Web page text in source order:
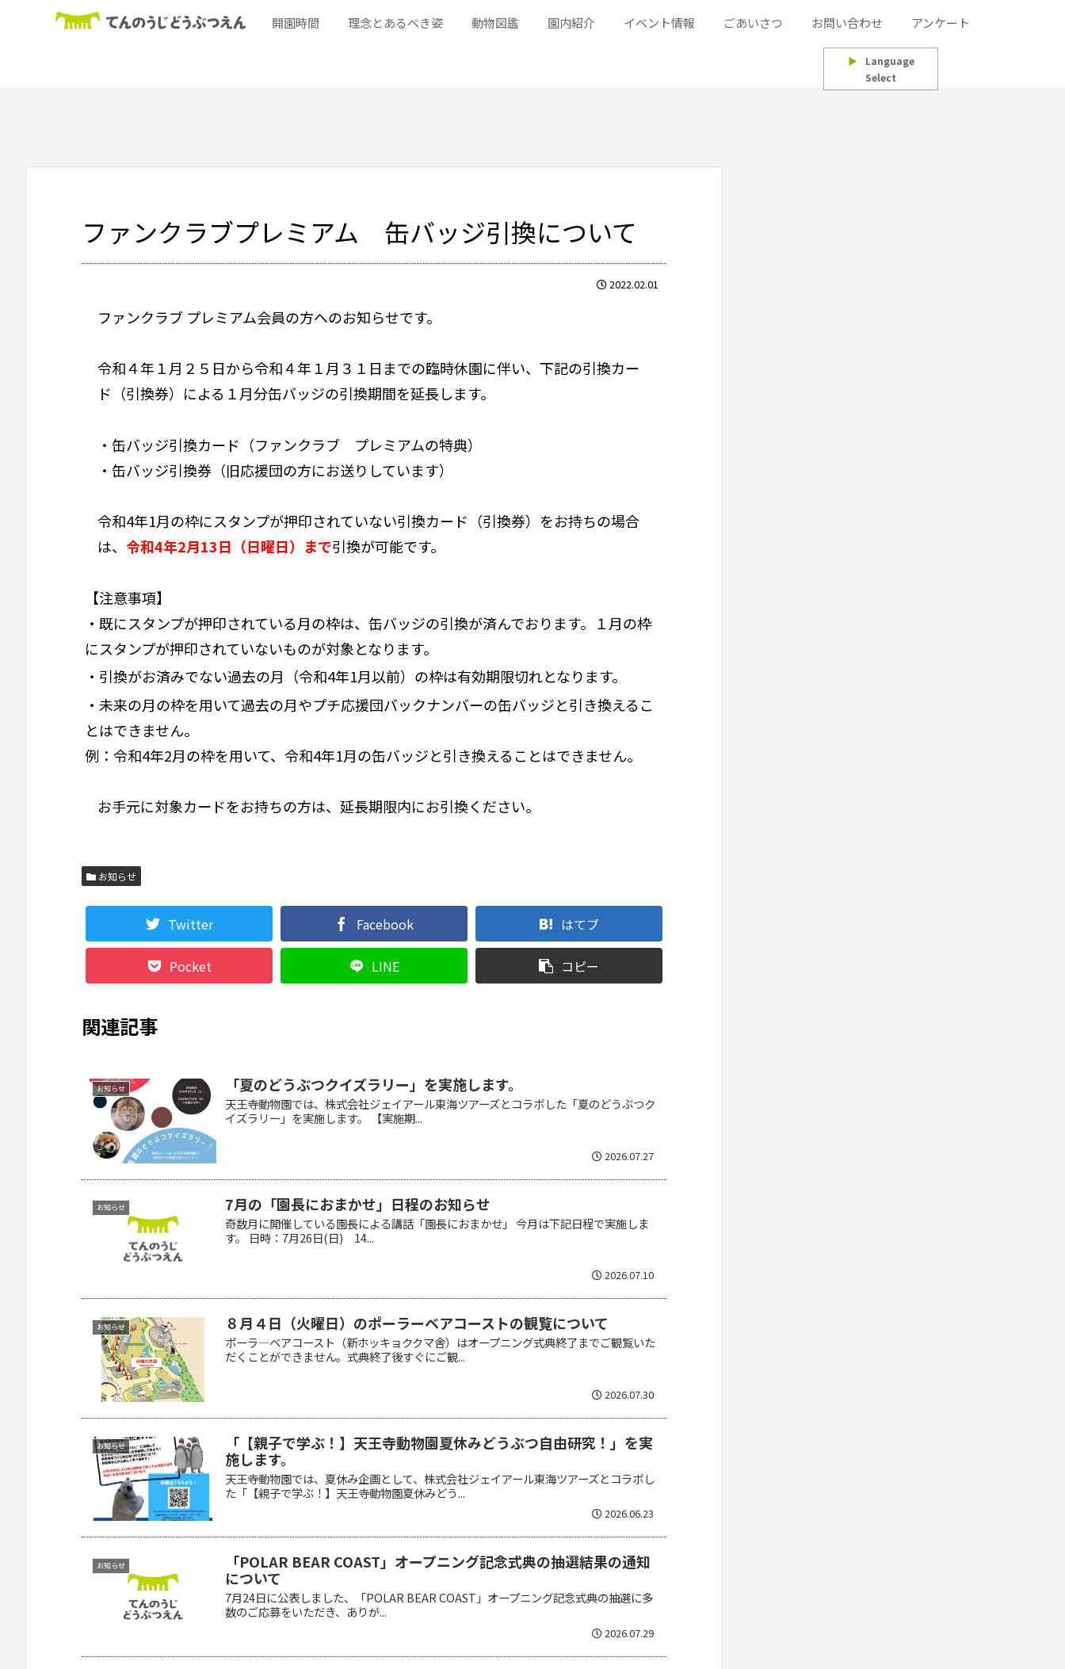
開園時間 理念とあるべき姿 動物図鑑 園内紹介 イベント情報 ごあいさつ お問い合わせ アンケート
▶
Language
Select
ファンクラブプレミアム 缶バッジ引換について
2022.02.01
ファンクラブ プレミアム会員の方へのお知らせです。
令和４年１月２５日から令和４年１月３１日までの臨時休園に伴い、下記の引換カー
ド（引換券）による１月分缶バッジの引換期間を延長します。
・缶バッジ引換カード（ファンクラブ プレミアムの特典）
・缶バッジ引換券（旧応援団の方にお送りしています）
令和4年1月の枠にスタンプが押印されていない引換カード（引換券）をお持ちの場合
は、 令和4年2月13日（日曜日）まで引換が可能です。
【注意事項】
・既にスタンプが押印されている月の枠は、缶バッジの引換が済んでおります。１月の枠
にスタンプが押印されていないものが対象となります。
・引換がお済みでない過去の月（令和4年1月以前）の枠は有効期限切れとなります。
・未来の月の枠を用いて過去の月やプチ応援団バックナンバーの缶バッジと引き換えるこ
とはできません。
例：令和4年2月の枠を用いて、令和4年1月の缶バッジと引き換えることはできません。
お手元に対象カードをお持ちの方は、延長期限内にお引換ください。
お知らせ
Twitter Facebook はてブ
Pocket LINE コピー
関連記事
お知らせ 「夏のどうぶつクイズラリー」を実施します。
天王寺動物園では、株式会社ジェイアール東海ツアーズとコラボした「夏のどうぶつク
イズラリー」を実施します。 【実施期...
2026.07.27
お知らせ 7月の「園長におまかせ」日程のお知らせ
奇数月に開催している園長による講話「園長におまかせ」 今月は下記日程で実施しま
す。 日時：7月26日(日) 14...
2026.07.10
お知らせ ８月４日（火曜日）のポーラーベアコーストの観覧について
ポーラ―ベアコースト（新ホッキョククマ舎）はオープニング式典終了までご観覧いた
だくことができません。式典終了後すぐにご観...
2026.07.30
お知らせ
「【親子で学ぶ！】天王寺動物園夏休みどうぶつ自由研究！」を実
施します。
天王寺動物園では、夏休み企画として、株式会社ジェイアール東海ツアーズとコラボし
た「【親子で学ぶ！】天王寺動物園夏休みどう...
2026.06.23
お知らせ
「POLAR BEAR COAST」オープニング記念式典の抽選結果の通知
について
7月24日に公表しました、「POLAR BEAR COAST」オープニング記念式典の抽選に多
数のご応募をいただき、ありが...
2026.07.29